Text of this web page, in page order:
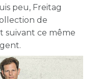
peu, Freitag
de
ce même